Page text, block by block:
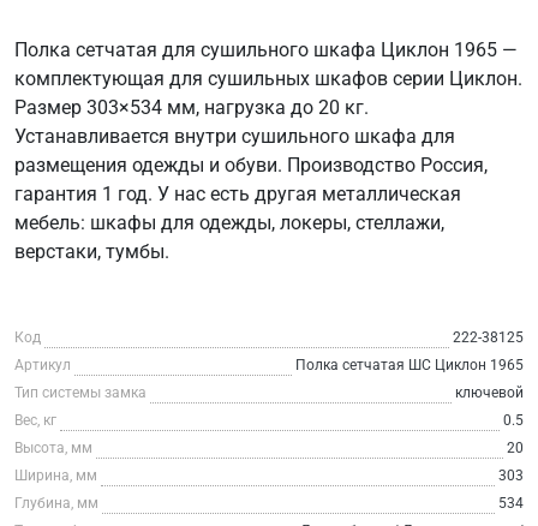
Полка сетчатая для сушильного шкафа Циклон 1965 —
комплектующая для сушильных шкафов серии Циклон.
Размер 303×534 мм, нагрузка до 20 кг.
Устанавливается внутри сушильного шкафа для
размещения одежды и обуви. Производство Россия,
гарантия 1 год. У нас есть другая металлическая
мебель: шкафы для одежды, локеры, стеллажи,
верстаки, тумбы.
Код
222-38125
Артикул
Полка сетчатая ШС Циклон 1965
Тип системы замка
ключевой
Вес, кг
0.5
Высота, мм
20
Ширина, мм
303
Глубина, мм
534